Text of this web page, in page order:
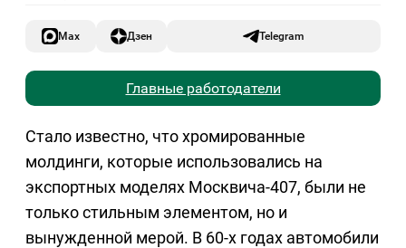
Max Дзен Telegram
Главные работодатели
Стало известно, что хромированные
молдинги, которые использовались на
экспортных моделях Москвича-407, были не
только стильным элементом, но и
вынужденной мерой. В 60-х годах автомобили